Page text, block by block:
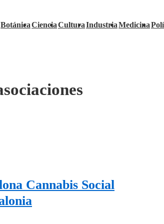
BotánicaCienciaCulturaIndustriaMedicina
Cannabis Social